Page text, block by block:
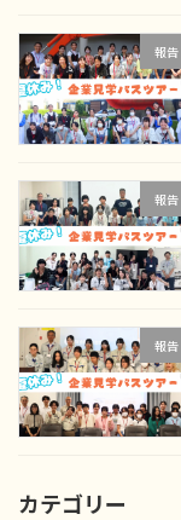
報告
報告
報告
カテゴリー